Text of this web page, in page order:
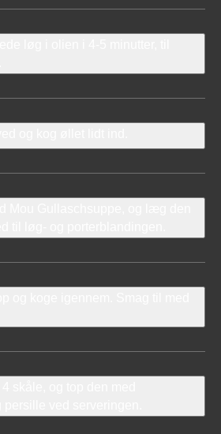
løg i olien i 4-5 minutter, til
og kog øllet lidt ind.
Mou Gullaschsuppe, og læg den
og koge igennem. Smag til med
skåle, og top den med